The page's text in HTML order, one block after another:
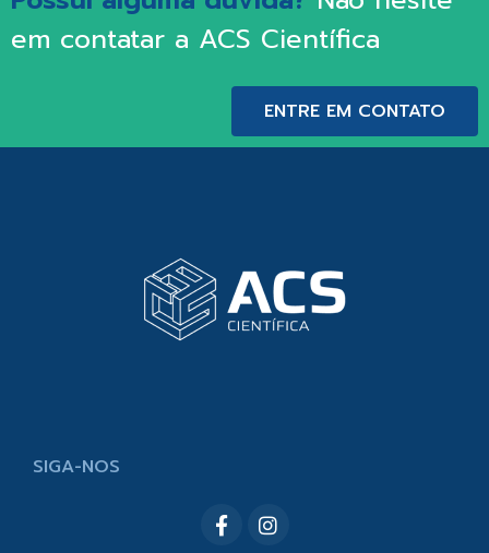
em contatar a ACS Científica
ENTRE EM CONTATO
SIGA-NOS